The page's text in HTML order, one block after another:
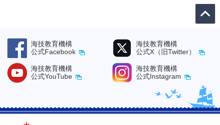
海技教育機構
公式Facebook
海技教育機構
公式X（旧Twitter）
海技教育機構
公式YouTube
海技教育機構
公式Instagram